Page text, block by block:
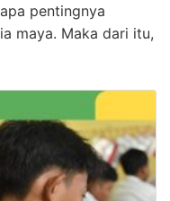
pentingnya
maya. Maka dari itu,